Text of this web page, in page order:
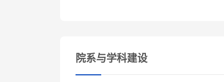
院系与学科建设